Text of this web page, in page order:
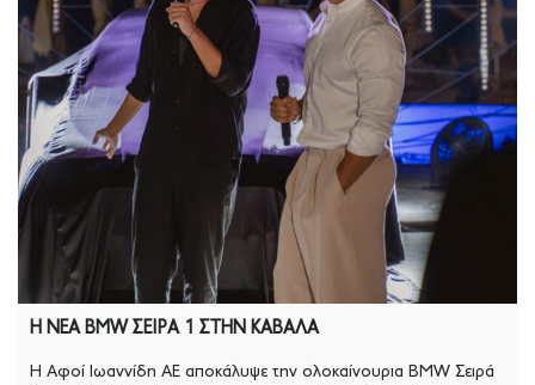
Η ΝΕΑ BMW ΣΕΙΡΑ 1 ΣΤΗΝ ΚΑΒΑΛΑ
Η Αφοί Ιωαννίδη ΑΕ αποκάλυψε την ολοκαίνουρια ΒMW Σειρά